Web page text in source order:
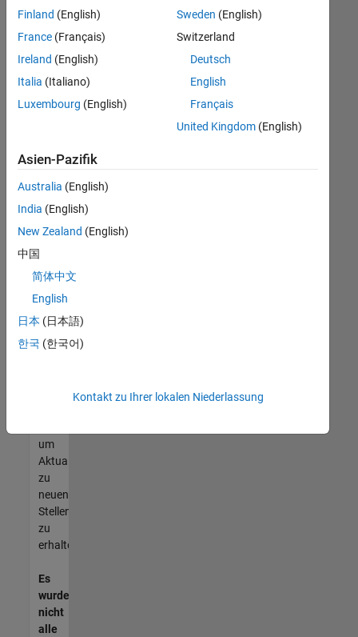
Suchkriterien
weiter
fassen
oder
alle
Stellenangebote
anzeigen .
noch
keine
offenen
Stellen
können,
die
Ihren
entsprechen,
werden
unseres
um
Aktualisierungen
zu
neuen
Stellenangeboten
zu
erhalten.
Es
wurden
nicht
alle
Finland (English)
France (Français)
Ireland (English)
Italia (Italiano)
Luxembourg (English)
Sweden (English)
Switzerland
Deutsch
English
Français
United Kingdom(English)
Asien-Pazifik
Australia (English)
India (English)
New Zealand (English)
中国
简体中文
English
日本 (日本語)
한국 (한국어)
Kontakt zu Ihrer lokalen Niederlassung